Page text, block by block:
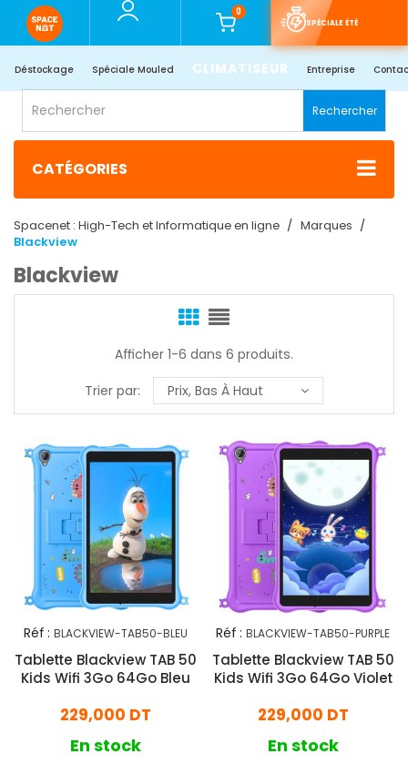
0
SPÉCIALE ÉTÉ
Déstockage Spéciale Mouled CLIMATISEUR Entreprise
Rechercher
CATÉGORIES
Spacenet : High-Tech et Informatique en ligne
Marques
Blackview
Blackview
Afficher 1-6 dans 6 produits.
Trier par:
Prix, Bas À Haut
Réf : BLACKVIEW-TAB50-BLEU
Tablette Blackview TAB 50
Kids Wifi 3Go 64Go Bleu
229,000 DT
En stock
Réf : BLACKVIEW-TAB50-PURPLE
Tablette Blackview TAB 50
Kids Wifi 3Go 64Go Violet
229,000 DT
En stock